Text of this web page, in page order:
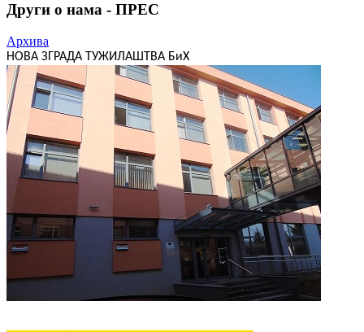
Други о нама - ПРЕС
Архива
НОВА ЗГРАДА ТУЖИЛАШТВА БиХ